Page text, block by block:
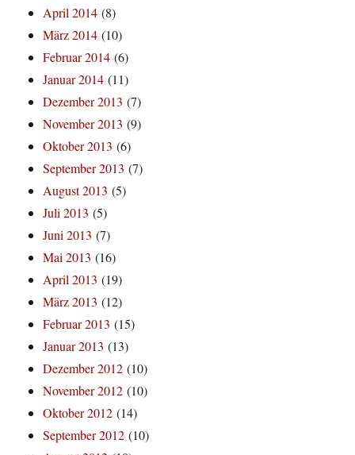
April 2014 (8)
März 2014 (10)
Februar 2014 (6)
Januar 2014 (11)
Dezember 2013 (7)
November 2013 (9)
Oktober 2013 (6)
September 2013 (7)
August 2013 (5)
Juli 2013 (5)
Juni 2013 (7)
Mai 2013 (16)
April 2013 (19)
März 2013 (12)
Februar 2013 (15)
Januar 2013 (13)
Dezember 2012 (10)
November 2012 (10)
Oktober 2012 (14)
September 2012 (10)